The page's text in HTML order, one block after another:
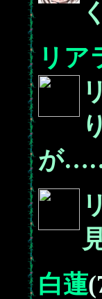
リア
が……
白蓮